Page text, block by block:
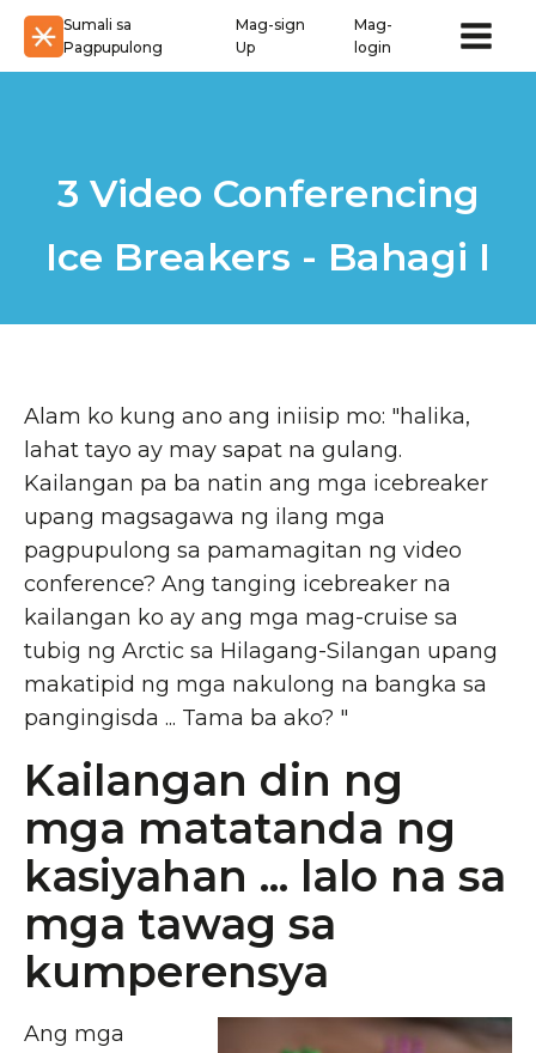
Sumali sa
Pagpupulong
Mag-sign
Up
Mag-
login
3 Video Conferencing
Ice Breakers - Bahagi I
Alam ko kung ano ang iniisip mo: "halika,
lahat tayo ay may sapat na gulang.
Kailangan pa ba natin ang mga icebreaker
upang magsagawa ng ilang mga
pagpupulong sa pamamagitan ng video
conference? Ang tanging icebreaker na
kailangan ko ay ang mga mag-cruise sa
tubig ng Arctic sa Hilagang-Silangan upang
makatipid ng mga nakulong na bangka sa
pangingisda ... Tama ba ako? "
Kailangan din ng
mga matatanda ng
kasiyahan ... lalo na sa
mga tawag sa
kumperensya
Ang mga